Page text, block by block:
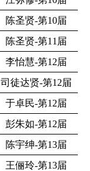
陈圣贤-第10届
陈圣贤-第11届
李怡慧-第12届
司徒达贤-第12届
于卓民-第12届
彭朱如-第12届
陈宇绅-第13届
王俪玲-第13届